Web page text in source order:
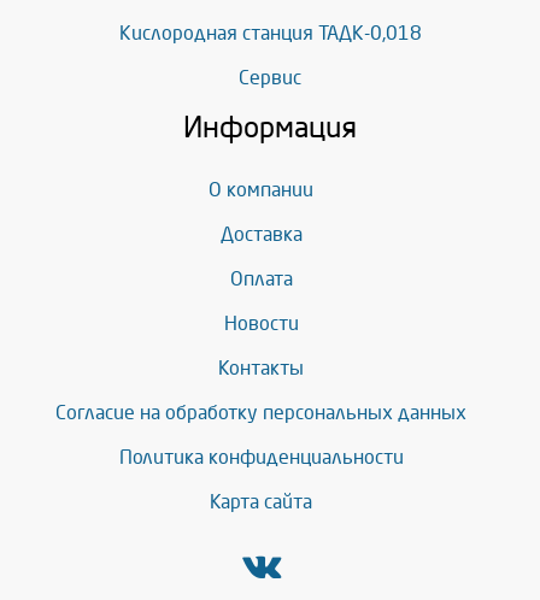
Кислородная станция ТАДК-0,018
Сервис
Информация
О компании
Доставка
Оплата
Новости
Контакты
Согласие на обработку персональных данных
Политика конфиденциальности
Карта сайта